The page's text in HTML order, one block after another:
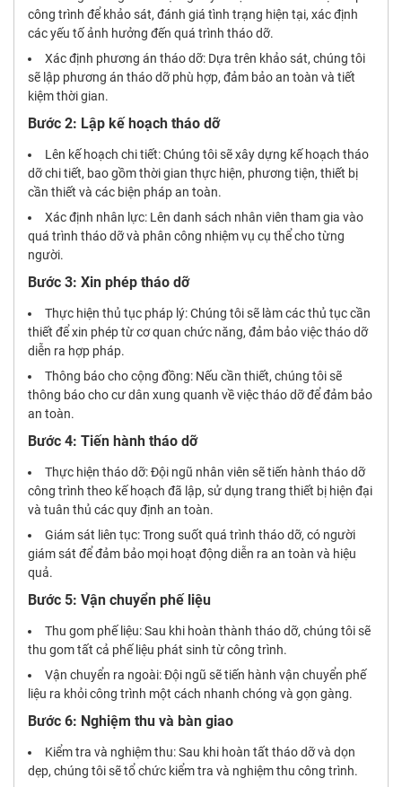
công trình để khảo sát, đánh giá tình trạng hiện tại, xác định
các yếu tố ảnh hưởng đến quá trình tháo dỡ.
Xác định phương án tháo dỡ: Dựa trên khảo sát, chúng tôi
sẽ lập phương án tháo dỡ phù hợp, đảm bảo an toàn và tiết
kiệm thời gian.
Bước 2: Lập kế hoạch tháo dỡ
Lên kế hoạch chi tiết: Chúng tôi sẽ xây dựng kế hoạch tháo
dỡ chi tiết, bao gồm thời gian thực hiện, phương tiện, thiết bị
cần thiết và các biện pháp an toàn.
Xác định nhân lực: Lên danh sách nhân viên tham gia vào
quá trình tháo dỡ và phân công nhiệm vụ cụ thể cho từng
người.
Bước 3: Xin phép tháo dỡ
Thực hiện thủ tục pháp lý: Chúng tôi sẽ làm các thủ tục cần
thiết để xin phép từ cơ quan chức năng, đảm bảo việc tháo dỡ
diễn ra hợp pháp.
Thông báo cho cộng đồng: Nếu cần thiết, chúng tôi sẽ
thông báo cho cư dân xung quanh về việc tháo dỡ để đảm bảo
an toàn.
Bước 4: Tiến hành tháo dỡ
Thực hiện tháo dỡ: Đội ngũ nhân viên sẽ tiến hành tháo dỡ
công trình theo kế hoạch đã lập, sử dụng trang thiết bị hiện đại
và tuân thủ các quy định an toàn.
Giám sát liên tục: Trong suốt quá trình tháo dỡ, có người
giám sát để đảm bảo mọi hoạt động diễn ra an toàn và hiệu
quả.
Bước 5: Vận chuyển phế liệu
Thu gom phế liệu: Sau khi hoàn thành tháo dỡ, chúng tôi sẽ
thu gom tất cả phế liệu phát sinh từ công trình.
Vận chuyển ra ngoài: Đội ngũ sẽ tiến hành vận chuyển phế
liệu ra khỏi công trình một cách nhanh chóng và gọn gàng.
Bước 6: Nghiệm thu và bàn giao
Kiểm tra và nghiệm thu: Sau khi hoàn tất tháo dỡ và dọn
dẹp, chúng tôi sẽ tổ chức kiểm tra và nghiệm thu công trình.